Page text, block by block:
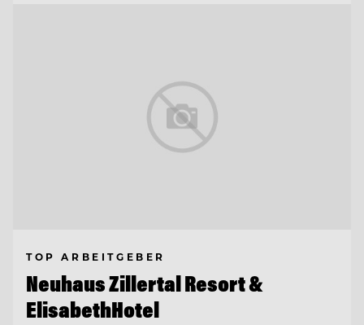
TOP ARBEITGEBER
Neuhaus Zillertal Resort &
ElisabethHotel